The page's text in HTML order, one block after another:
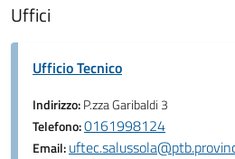
Uffici
Ufficio Tecnico
Indirizzo:P.zza Garibaldi 3
Telefono:0161998124
Email: